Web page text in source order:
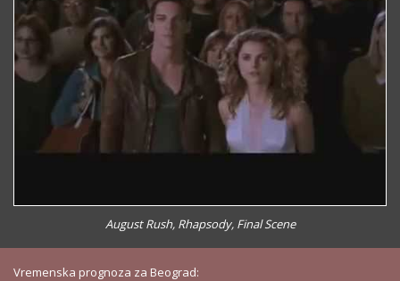
August Rush, Rhapsody, Final Scene
Vremenska prognoza za Beograd: